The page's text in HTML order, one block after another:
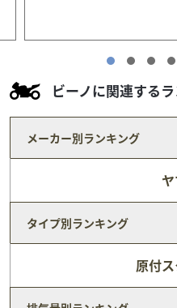
ビーノに関連する
メーカー別ランキング
タイプ別ランキング
原付